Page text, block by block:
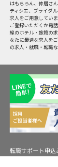
はもちろん、仲居さ
ティシエ、ブライダ
求人をご用意してい
ご登録いただくか電
線のホテル・旅館の
なたに最適な求人を
の求人・就職・転職
転職サポート申込